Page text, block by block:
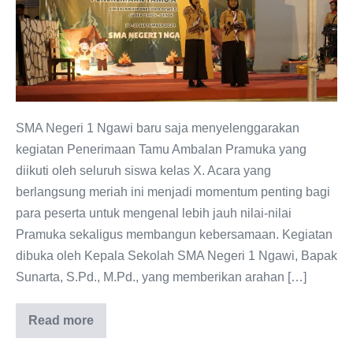
:
Pengalaman
Berharga
Bagi
Siswa
Kelas
X
SMA Negeri 1 Ngawi baru saja menyelenggarakan
kegiatan Penerimaan Tamu Ambalan Pramuka yang
diikuti oleh seluruh siswa kelas X. Acara yang
berlangsung meriah ini menjadi momentum penting bagi
para peserta untuk mengenal lebih jauh nilai-nilai
Pramuka sekaligus membangun kebersamaan. Kegiatan
dibuka oleh Kepala Sekolah SMA Negeri 1 Ngawi, Bapak
Sunarta, S.Pd., M.Pd., yang memberikan arahan […]
Read morePenerimaan
Tamu